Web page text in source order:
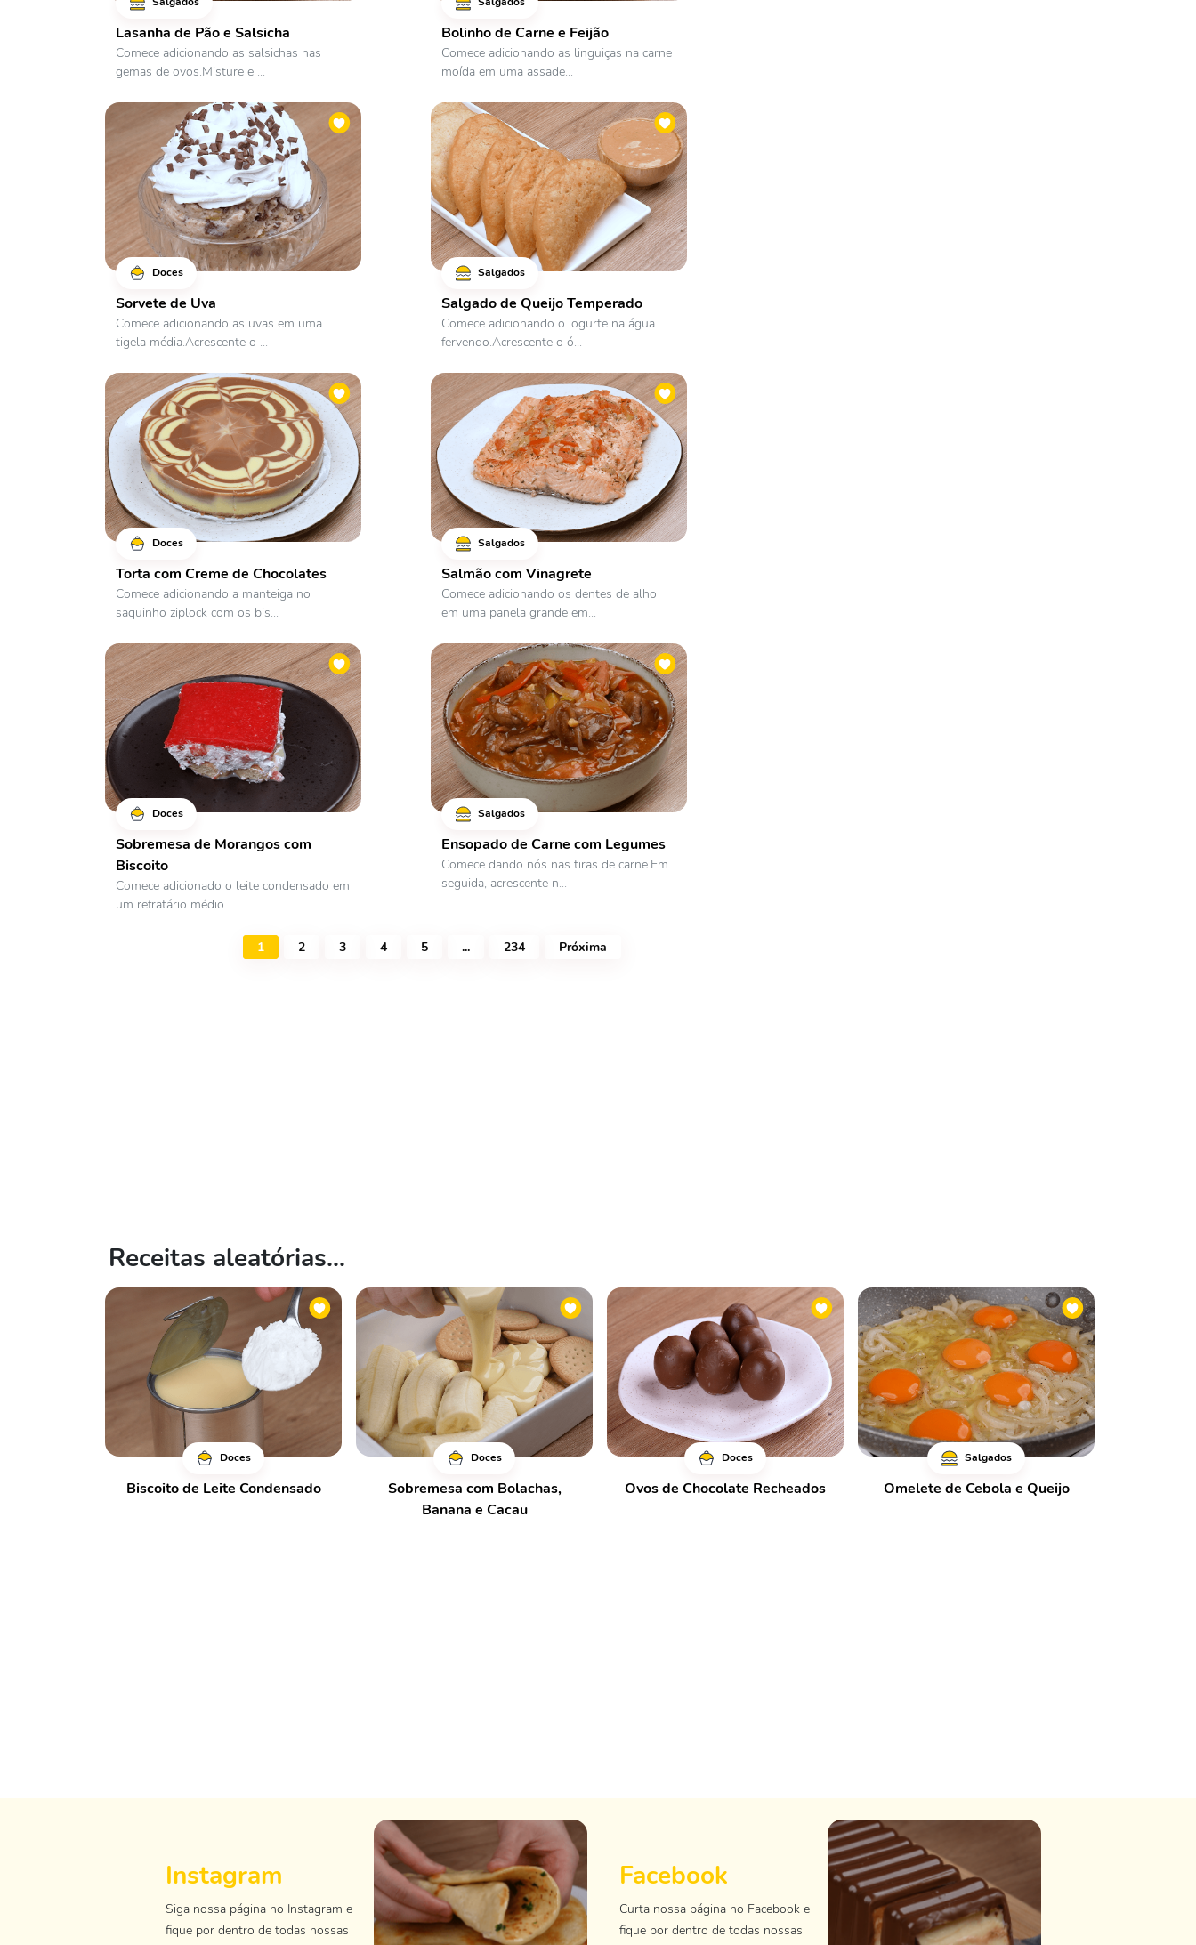
Lasanha de Pão e Salsicha
Comece adicionando as salsichas nas
gemas de ovos.Misture e ...
Bolinho de Carne e Feijão
Comece adicionando as linguiças na carne
moída em uma assade...
Doces
Sorvete de Uva
Comece adicionando as uvas em uma
tigela média.Acrescente o ...
Salgados
Salgado de Queijo Temperado
Comece adicionando o iogurte na água
fervendo.Acrescente o ó...
Doces
Torta com Creme de Chocolates
Comece adicionando a manteiga no
saquinho ziplock com os bis...
Salgados
Salmão com Vinagrete
Comece adicionando os dentes de alho
em uma panela grande em...
Doces
Sobremesa de Morangos com
Biscoito
Comece adicionado o leite condensado em
um refratário médio ...
Salgados
Ensopado de Carne com Legumes
Comece dando nós nas tiras de carne.Em
seguida, acrescente n...
1 2 3 4 5 ... 234 Próxima
Receitas aleatórias...
Doces
Biscoito de Leite Condensado
Doces
Sobremesa com Bolachas,
Banana e Cacau
Doces
Ovos de Chocolate Recheados
Salgados
Omelete de Cebola e Queijo
Instagram
Siga nossa página no Instagram e
fique por dentro de todas nossas
Facebook
Curta nossa página no Facebook e
fique por dentro de todas nossas